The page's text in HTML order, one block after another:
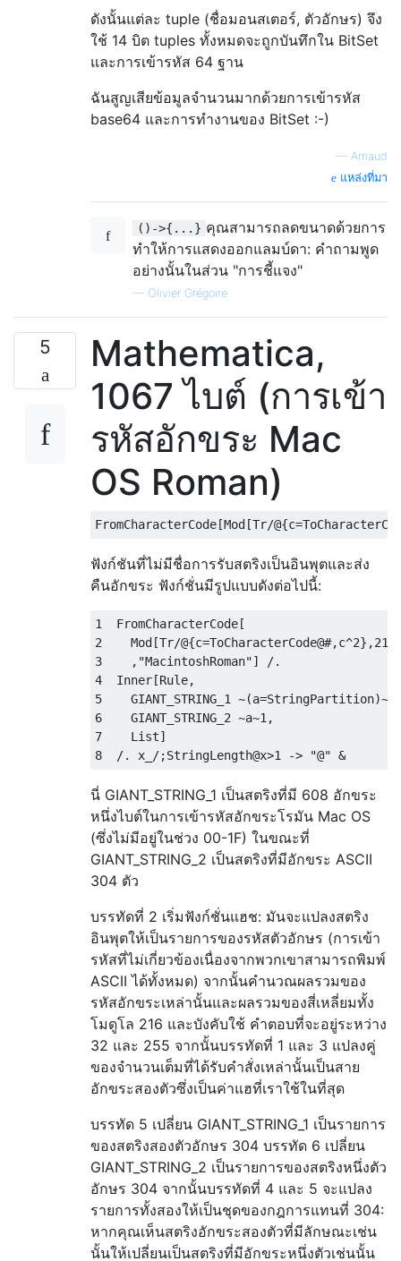
ดังนั้นแต่ละ tuple (ชื่อมอนสเตอร์, ตัวอักษร) จึง
ใช้ 14 บิต tuples ทั้งหมดจะถูกบันทึกใน BitSet
และการเข้ารหัส 64 ฐาน
ฉันสูญเสียข้อมูลจำนวนมากด้วยการเข้ารหัส
base64 และการทำงานของ BitSet :-)
— Arnaud
แหล่งที่มา
()->{...} คุณสามารถลดขนาดด้วยการ
ทำให้การแสดงออกแลมบ์ดา: คำถามพูด
อย่างนั้นในส่วน "การชี้แจง"
— Olivier Grégoire
5
Mathematica,
1067 ไบต์ (การเข้า
รหัสอักขระ Mac
OS Roman)
ฟังก์ชันที่ไม่มีชื่อการรับสตริงเป็นอินพุตและส่ง
คืนอักขระ ฟังก์ชั่นมีรูปแบบดังต่อไปนี้:
1  FromCharacterCode[
2    Mod[Tr/
3    ,"MacintoshRoman"] /.
4  Inner[Rule,
5    GIANT_STRING_1
6    GIANT_STRING_2 ~a~1,
7    List]
นี่ GIANT_STRING_1 เป็นสตริงที่มี 608 อักขระ
หนึ่งไบต์ในการเข้ารหัสอักขระโรมัน Mac OS
(ซึ่งไม่มีอยู่ในช่วง 00-1F) ในขณะที่
GIANT_STRING_2 เป็นสตริงที่มีอักขระ ASCII
304 ตัว
บรรทัดที่ 2 เริ่มฟังก์ชั่นแฮช: มันจะแปลงสตริง
อินพุตให้เป็นรายการของรหัสตัวอักษร (การเข้า
รหัสที่ไม่เกี่ยวข้องเนื่องจากพวกเขาสามารถพิมพ์
ASCII ได้ทั้งหมด) จากนั้นคำนวณผลรวมของ
รหัสอักขระเหล่านั้นและผลรวมของสี่เหลี่ยมทั้ง
โมดูโล 216 และบังคับใช้ คำตอบที่จะอยู่ระหว่าง
32 และ 255 จากนั้นบรรทัดที่ 1 และ 3 แปลงคู่
ของจำนวนเต็มที่ได้รับคำสั่งเหล่านั้นเป็นสาย
อักขระสองตัวซึ่งเป็นค่าแฮที่เราใช้ในที่สุด
บรรทัด 5 เปลี่ยน GIANT_STRING_1 เป็นรายการ
ของสตริงสองตัวอักษร 304 บรรทัด 6 เปลี่ยน
GIANT_STRING_2 เป็นรายการของสตริงหนึ่งตัว
อักษร 304 จากนั้นบรรทัดที่ 4 และ 5 จะแปลง
รายการทั้งสองให้เป็นชุดของกฎการแทนที่ 304:
หากคุณเห็นสตริงอักขระสองตัวที่มีลักษณะเช่น
นั้นให้เปลี่ยนเป็นสตริงที่มีอักขระหนึ่งตัวเช่นนั้น